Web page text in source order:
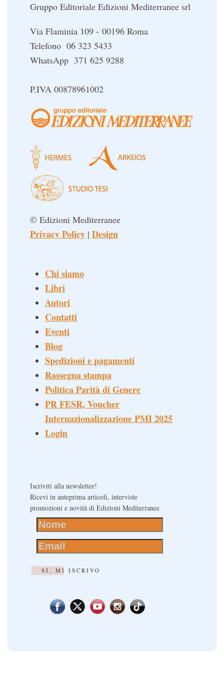
Gruppo Editoriale Edizioni Mediterranee srl
Via Flaminia 109 - 00196 Roma
Telefono 06 323 5433
WhatsApp 371 625 9288
P.IVA 00878961002
© Edizioni Mediterranee
Privacy Policy | Design
Chi siamo
Libri
Autori
Contatti
Eventi
Blog
Spedizioni e pagamenti
Rassegna stampa
Politica Parità di Genere
PR FESR, Voucher
Internazionalizzazione PMI 2025
Login
Iscriviti alla newsletter!
Ricevi in anteprima articoli, interviste
promozioni e novità di Edizioni Mediterranee
SÌ, MI ISCRIVO